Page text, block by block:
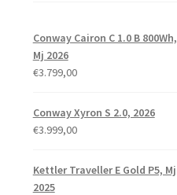
Conway Cairon C 1.0 B 800Wh,
Mj 2026
€3.799,00
Conway Xyron S 2.0, 2026
€3.999,00
Kettler Traveller E Gold P5, Mj
2025